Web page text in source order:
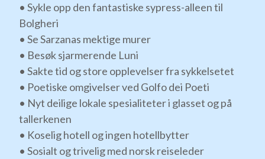
• Sykle opp den fantastiske sypress-alleen til
Bolgheri
• Se Sarzanas mektige murer
• Besøk sjarmerende Luni
• Sakte tid og store opplevelser fra sykkelsetet
• Poetiske omgivelser ved Golfo dei Poeti
• Nyt deilige lokale spesialiteter i glasset og på
tallerkenen
• Koselig hotell og ingen hotellbytter
• Sosialt og trivelig med norsk reiseleder